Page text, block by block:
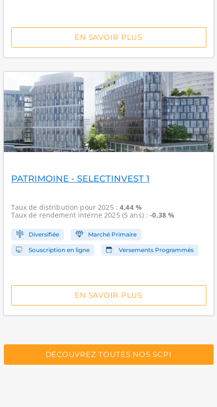
EN SAVOIR PLUS
PATRIMOINE - SELECTINVEST 1
Taux de distribution pour 2025 :4,44 %
Taux de rendement interne2025 (5 ans) :-0,38 %
Diversifiée Marché Primaire
Souscription en ligne Versements Programmés
EN SAVOIR PLUS
DÉCOUVREZ TOUTES NOS SCPI